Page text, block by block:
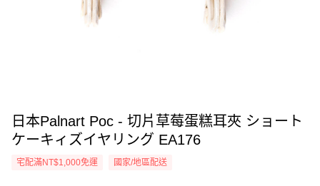
日本Palnart Poc - 切片草莓蛋糕耳夾 ショート
ケーキィズイヤリング EA176
宅配滿NT$1,000免運 國家/地區配送